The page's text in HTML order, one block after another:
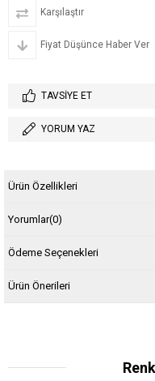
Karşılaştır
Fiyat Düşünce Haber Ver
TAVSIYE ET
YORUM YAZ
Ürün Özellikleri
Yorumlar(0)
Ödeme Seçenekleri
Ürün Önerileri